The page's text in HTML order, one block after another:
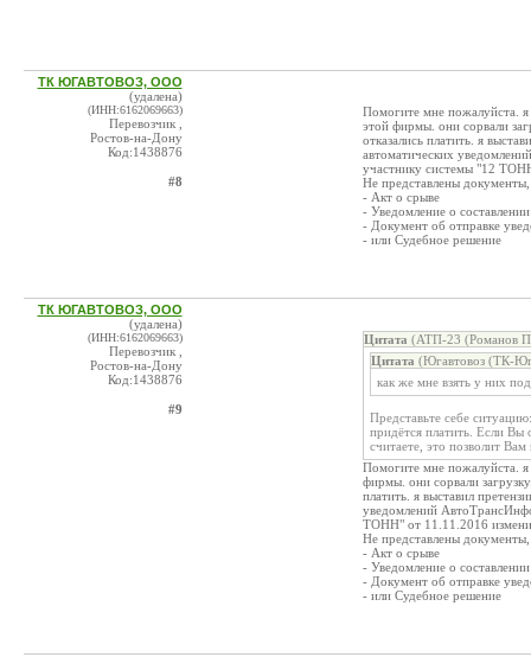
ТК ЮГАВТОВОЗ, ООО
(удалена)
(ИНН:6162069663)
Перевозчик ,
Ростов-на-Дону
Код:1438876
#8
Помогите мне пожалуйста. я
этой фирмы. они сорвали
отказались платить. я
автоматических
участнику системы "12
Не представлены
- Акт о срыве
- Уведомление о составлении
- Документ об отправке
- или Судебное решение
ТК ЮГАВТОВОЗ, ООО
(удалена)
(ИНН:6162069663)
Перевозчик ,
Ростов-на-Дону
Код:1438876
#9
Цитата (АТП-23 (Романов
Цитата (Югавтовоз (ТК-
как же мне взять у них
Представьте себе
придётся платить. Если Вы
считаете, это позволит Вам
Помогите мне пожалуйста. я
фирмы. они сорвали
платить. я выставил
уведомлений
ТОНН" от 11.11.2016
Не представлены
- Акт о срыве
- Уведомление о составлении
- Документ об отправке
- или Судебное решение